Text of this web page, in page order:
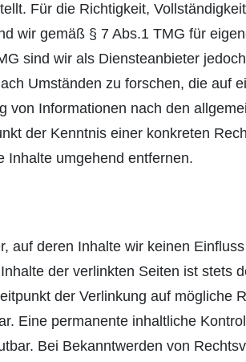
Für die Richtigkeit,
wir gemäß § 7 Abs.1 TMG für
sind wir als Diensteanbieter
Umständen zu forschen, die auf
Informationen nach den
der Kenntnis einer konkreten
Inhalte umgehend entfernen.
auf deren Inhalte wir keinen
der verlinkten Seiten ist stets
der Verlinkung auf mögliche
Eine permanente inhaltliche
Bei Bekanntwerden von